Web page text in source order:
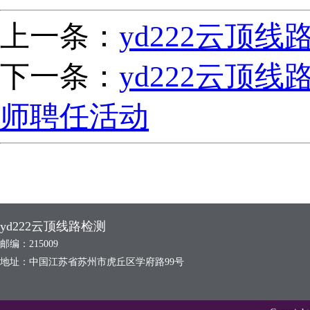
上一条： yd222云顶线
下一条： yd222云顶线
师聘任活动
yd222云顶线路检测
邮编：215009
地址：中国江苏省苏州市虎丘区学府路99号